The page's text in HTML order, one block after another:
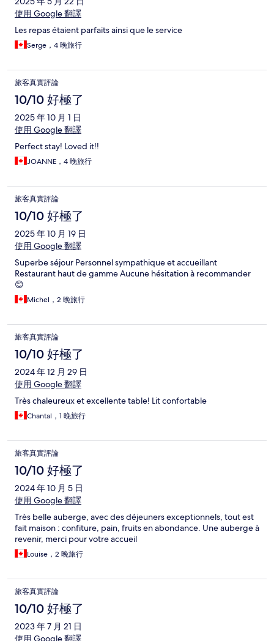
使用 Google 翻譯
Les repas étaient parfaits ainsi que le service
Serge，4 晚旅行
旅客真實評論
10/10 好極了
2025 年 10 月 1 日
使用 Google 翻譯
Perfect stay! Loved it!!
JOANNE，4 晚旅行
旅客真實評論
10/10 好極了
2025 年 10 月 19 日
使用 Google 翻譯
Superbe séjour Personnel sympathique et accueillant
Restaurant haut de gamme Aucune hésitation à recommander
😊
Michel，2 晚旅行
旅客真實評論
10/10 好極了
2024 年 12 月 29 日
使用 Google 翻譯
Très chaleureux et excellente table! Lit confortable
Chantal，1 晚旅行
旅客真實評論
10/10 好極了
2024 年 10 月 5 日
使用 Google 翻譯
Très belle auberge, avec des déjeuners exceptionnels, tout est
fait maison : confiture, pain, fruits en abondance. Une auberge à
revenir, merci pour votre accueil
Louise，2 晚旅行
旅客真實評論
10/10 好極了
2023 年 7 月 21 日
使用 Google 翻譯